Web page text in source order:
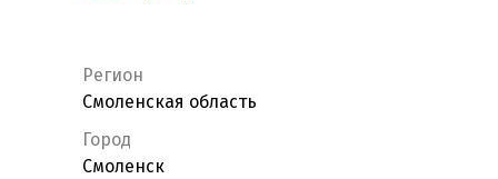
Регион
Смоленская область
Город
Смоленск